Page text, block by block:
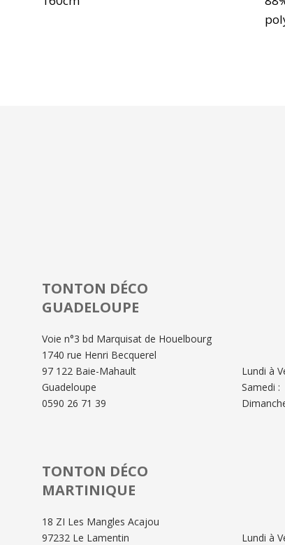
TONTON DÉCO
GUADELOUPE
Voie n°3 bd Marquisat de Houelbourg
1740 rue Henri Becquerel
97 122 Baie-Mahault
Guadeloupe
0590 26 71 39
Lundi à
Samedi :
TONTON DÉCO
MARTINIQUE
18 ZI Les Mangles Acajou
97232 Le Lamentin
Lundi à